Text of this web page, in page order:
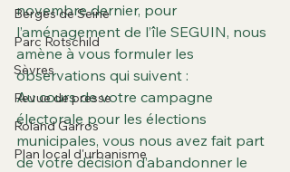
Berges de Seine
Parc Rotschild
Sèvres
Revue de presse
Roland Garros
Plan local d'urbanisme
novembre dernier, pour
l’aménagement de l’île SEGUIN, nous
amène à vous formuler les
observations qui suivent :
Au cours de votre campagne
électorale pour les élections
municipales, vous nous avez fait part
de votre décision d’abandonner le